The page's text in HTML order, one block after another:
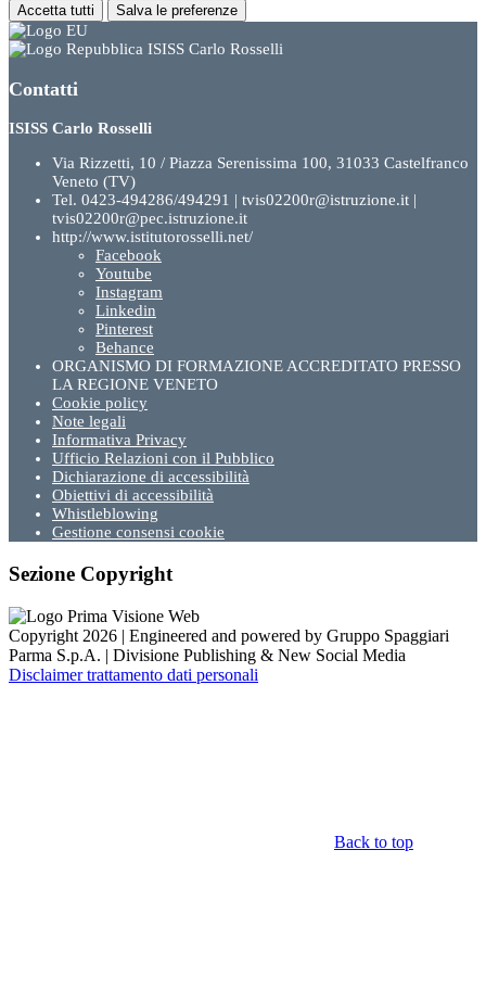
Accetta tutti Salva le preferenze
ISISS Carlo Rosselli
Contatti
ISISS Carlo Rosselli
Via Rizzetti, 10 / Piazza Serenissima 100, 31033 Castelfranco
Veneto (TV)
Tel. 0423-494286/494291 | tvis02200r@istruzione.it |
tvis02200r@pec.istruzione.it
http://www.istitutorosselli.net/
Facebook
Youtube
Instagram
Linkedin
Pinterest
Behance
ORGANISMO DI FORMAZIONE ACCREDITATO PRESSO
LA REGIONE VENETO
Cookie policy
Note legali
Informativa Privacy
Ufficio Relazioni con il Pubblico
Dichiarazione di accessibilità
Obiettivi di accessibilità
Whistleblowing
Gestione consensi cookie
Sezione Copyright
Copyright 2026 | Engineered and powered by Gruppo Spaggiari
Parma S.p.A. | Divisione Publishing & New Social Media
Disclaimer trattamento dati personali
Back to top